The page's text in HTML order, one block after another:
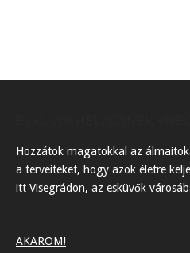
Hozzátok magatokkal az
a terveiteket, hogy azok életre
itt Visegrádon, az esküvők
AKAROM!